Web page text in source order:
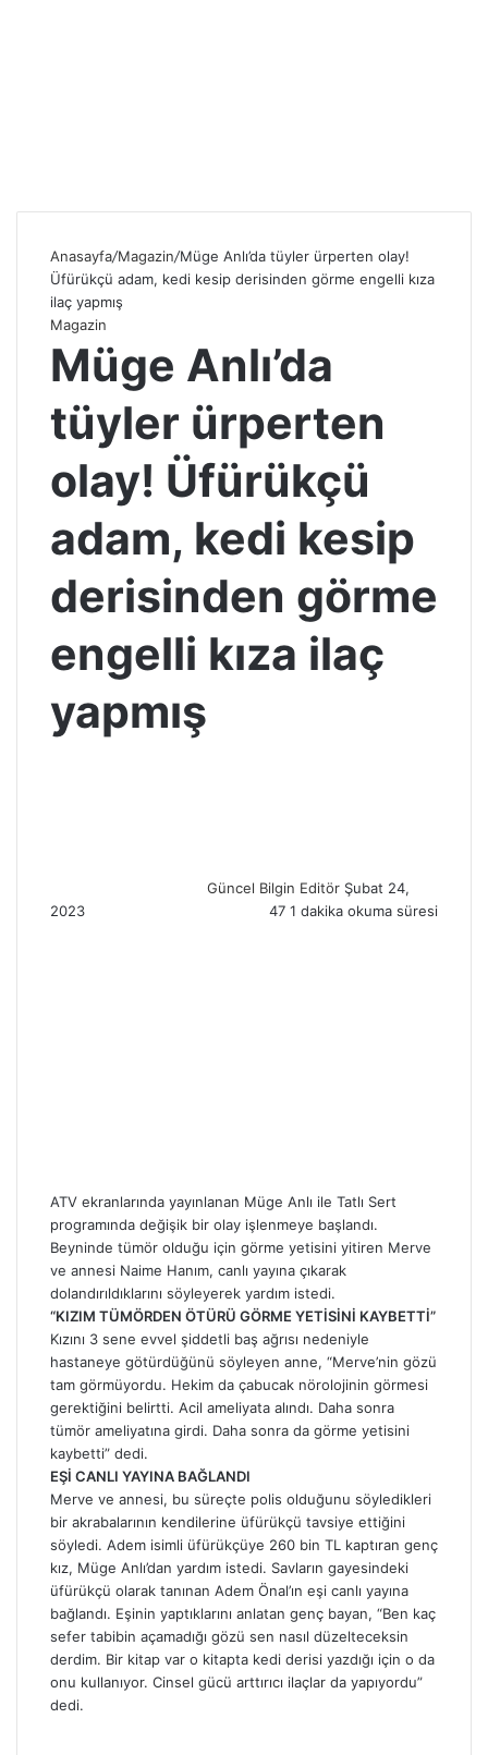
Anasayfa/Magazin/Müge Anlı’da tüyler ürperten olay!
Üfürükçü adam, kedi kesip derisinden görme engelli kıza
ilaç yapmış
Magazin
Müge Anlı’da
tüyler ürperten
olay! Üfürükçü
adam, kedi kesip
derisinden görme
engelli kıza ilaç
yapmış
Güncel Bilgin Editör e
m
Şubat 24,
2023
47 1 dakika okuma süresi
ATV ekranlarında yayınlanan Müge Anlı ile Tatlı Sert
programında değişik bir olay işlenmeye başlandı.
Beyninde tümör olduğu için görme yetisini yitiren Merve
ve annesi Naime Hanım, canlı yayına çıkarak
dolandırıldıklarını söyleyerek yardım istedi.
“KIZIM TÜMÖRDEN ÖTÜRÜ GÖRME YETİSİNİ KAYBETTİ”
Kızını 3 sene evvel şiddetli baş ağrısı nedeniyle
hastaneye götürdüğünü söyleyen anne, “Merve’nin gözü
tam görmüyordu. Hekim da çabucak nörolojinin görmesi
gerektiğini belirtti. Acil ameliyata alındı. Daha sonra
tümör ameliyatına girdi. Daha sonra da görme yetisini
kaybetti” dedi.
EŞİ CANLI YAYINA BAĞLANDI
Merve ve annesi, bu süreçte polis olduğunu söyledikleri
bir akrabalarının kendilerine üfürükçü tavsiye ettiğini
söyledi. Adem isimli üfürükçüye 260 bin TL kaptıran genç
kız, Müge Anlı’dan yardım istedi. Savların gayesindeki
üfürükçü olarak tanınan Adem Önal’ın eşi canlı yayına
bağlandı. Eşinin yaptıklarını anlatan genç bayan, “Ben kaç
sefer tabibin açamadığı gözü sen nasıl düzelteceksin
derdim. Bir kitap var o kitapta kedi derisi yazdığı için o da
onu kullanıyor. Cinsel gücü arttırıcı ilaçlar da yapıyordu”
dedi.